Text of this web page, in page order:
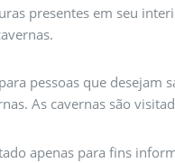
presentes em seu
pessoas que desejam
As cavernas são
apenas para fins